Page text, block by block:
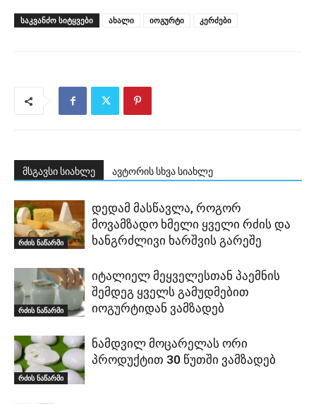
ᲡᲐᲙᲕᲐᲜᲫᲝ ᲡᲘᲢᲧᲕᲔᲑᲘ ახალი იოგურტი კერძები
მსგავსი სიახლე ავტორის სხვა სიახლე
რძის ნაწარმი
დედამ მასწავლა, როგორ
მოვამზადო ხმელი ყველი რძის და
ხანგრძლივი ხარშვის გარეშე
რძის ნაწარმი
იტალიელ მეყველესთან პაემნის
შემდეგ ყველს გამუდმებით
იოგურტიდან ვამზადებ
რძის ნაწარმი
ნამდვილ მოცარელას ორი
პროდუქტით 30 წუთში ვამზადებ